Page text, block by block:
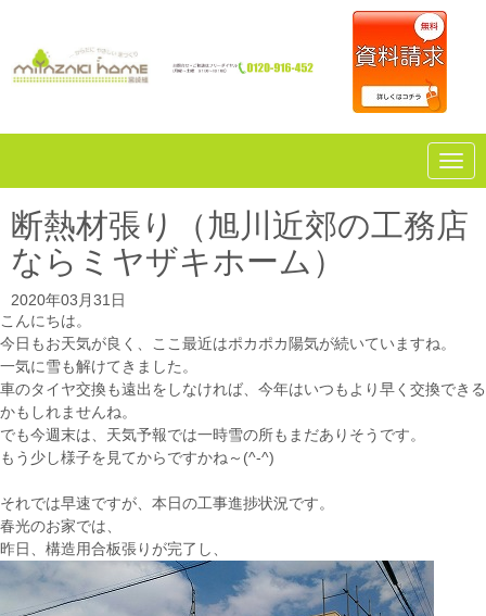
N
a
i
g
断熱材張り（旭川近郊の工務店
ならミヤザキホーム）
2020年03月31日
こんにちは。
今日もお天気が良く、ここ最近はポカポカ陽気が続いていますね。
一気に雪も解けてきました。
車のタイヤ交換も遠出をしなければ、今年はいつもより早く交換できる
かもしれませんね。
でも今週末は、天気予報では一時雪の所もまだありそうです。
もう少し様子を見てからですかね～(^-^)
それでは早速ですが、本日の工事進捗状況です。
春光のお家では、
昨日、構造用合板張りが完了し、